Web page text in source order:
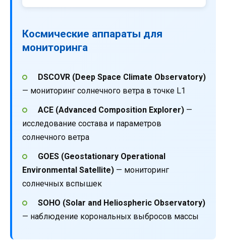
Космические аппараты для
мониторинга
DSCOVR (Deep Space Climate Observatory)
— мониторинг солнечного ветра в точке L1
ACE (Advanced Composition Explorer)—
исследование состава и параметров
солнечного ветра
GOES (Geostationary Operational
Environmental Satellite) — мониторинг
солнечных вспышек
SOHO (Solar and Heliospheric Observatory)
— наблюдение корональных выбросов массы